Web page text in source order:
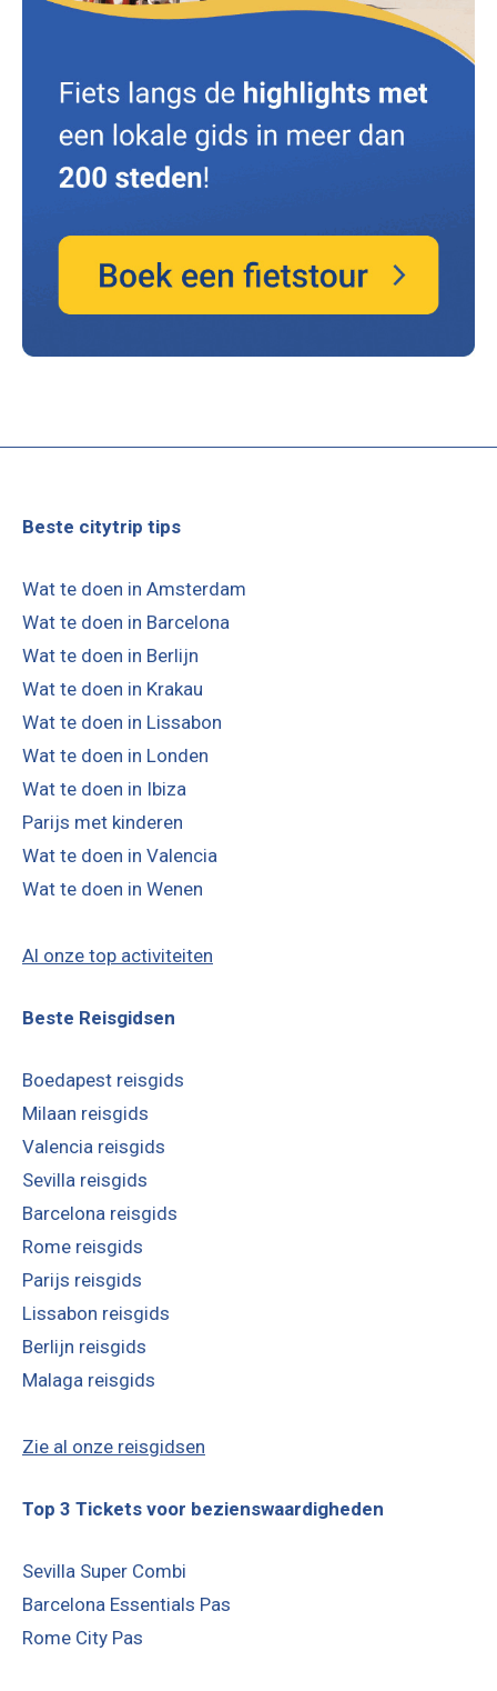
Beste citytrip tips
Wat te doen in Amsterdam
Wat te doen in Barcelona
Wat te doen in Berlijn
Wat te doen in Krakau
Wat te doen in Lissabon
Wat te doen in Londen
Wat te doen in Ibiza
Parijs met kinderen
Wat te doen in Valencia
Wat te doen in Wenen
Al onze top activiteiten
Beste Reisgidsen
Boedapest reisgids
Milaan reisgids
Valencia reisgids
Sevilla reisgids
Barcelona reisgids
Rome reisgids
Parijs reisgids
Lissabon reisgids
Berlijn reisgids
Malaga reisgids
Zie al onze reisgidsen
Top 3 Tickets voor bezienswaardigheden
Sevilla Super Combi
Barcelona Essentials Pas
Rome City Pas